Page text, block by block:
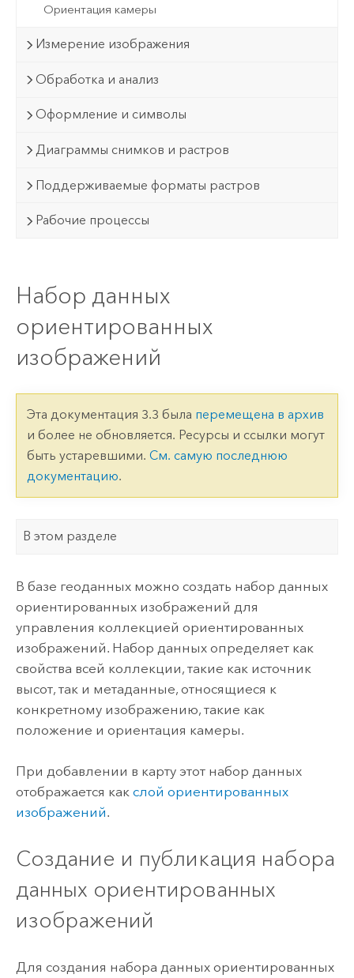
Ориентация камеры
Измерение изображения
Обработка и анализ
Оформление и символы
Диаграммы снимков и растров
Поддерживаемые форматы растров
Рабочие процессы
Набор данных
ориентированных
изображений
Эта документация 3.3 была перемещена в архив
и более не обновляется. Ресурсы и ссылки могут
быть устаревшими. См. самую последнюю
документацию.
В этом разделе
В базе геоданных можно создать набор данных
ориентированных изображений для
управления коллекцией ориентированных
изображений. Набор данных определяет как
свойства всей коллекции, такие как источник
высот, так и метаданные, относящиеся к
конкретному изображению, такие как
положение и ориентация камеры.
При добавлении в карту этот набор данных
отображается как слой ориентированных
изображений.
Создание и публикация набора
данных ориентированных
изображений
Для создания набора данных ориентированных